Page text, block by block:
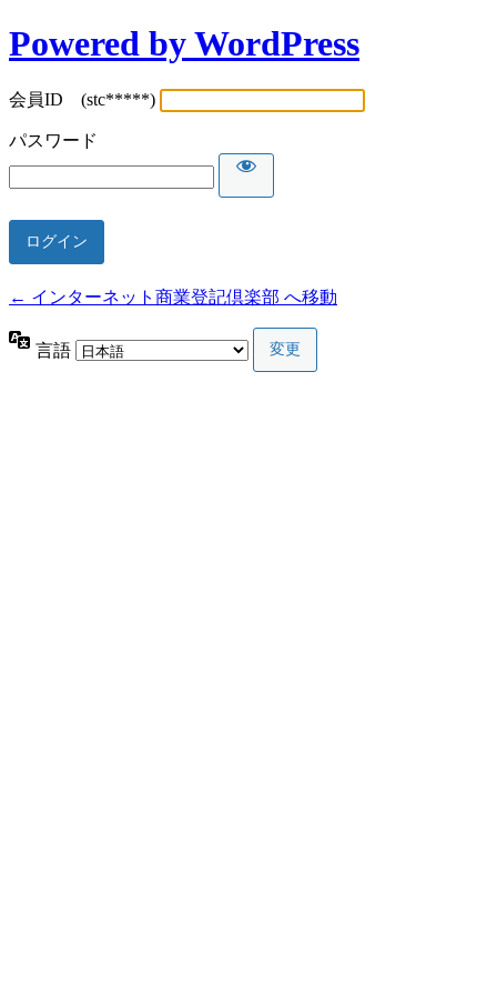
Powered by WordPress
会員ID (stc*****)
パスワード
← インターネット商業登記倶楽部 へ移動
言語